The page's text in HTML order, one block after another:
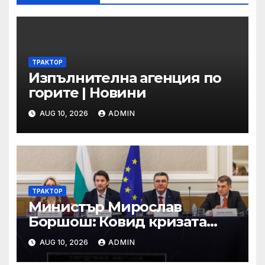
ТРАКТОР
Изпълнителна агенция по
горите | Новини
AUG 10, 2026 ADMIN
ТРАКТОР
Министър Мирослав
Боршош: Ковид кризата
вече не може да бъде
оправдание, а лош спомен,
AUG 10, 2026 ADMIN